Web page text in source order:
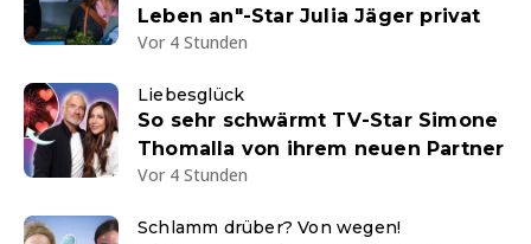
Leben an"-Star Julia Jäger privat
Vor 4 Stunden
Liebesglück
So sehr schwärmt TV-Star Simone
Thomalla von ihrem neuen Partner
Vor 4 Stunden
Schlamm drüber? Von wegen!